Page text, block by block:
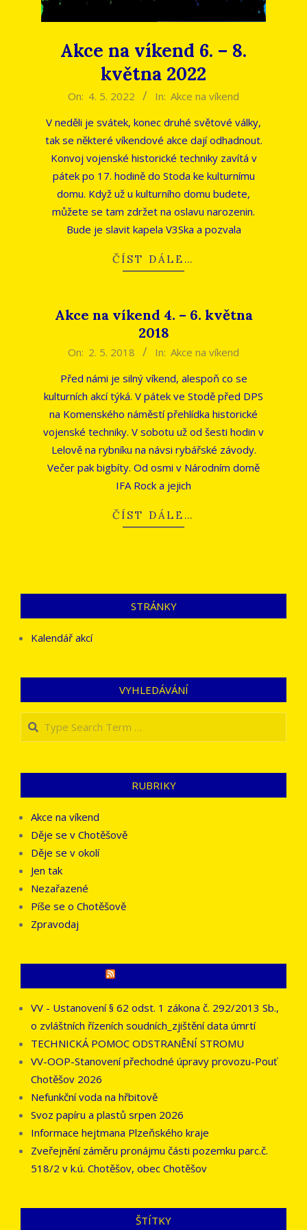
Akce na víkend 6. – 8.
května 2022
2022-
04
On: 4. 5. 2022 In: Akce na víkend
V neděli je svátek, konec druhé světové války,
tak se některé víkendové akce dají odhadnout.
Konvoj vojenské historické techniky zavítá v
pátek po 17. hodině do Stoda ke kulturnímu
domu. Když už u kulturního domu budete,
můžete se tam zdržet na oslavu narozenin.
Bude je slavit kapela V3Ska a pozvala
ČÍST DÁLE…
Akce na víkend 4. – 6. května
2018
2018-On: 2. 5. 2018 In: Akce na víkend
Před námi je silný víkend, alespoň co se
kulturních akcí týká. V pátek ve Stodě před DPS
na Komenského náměstí přehlídka historické
vojenské techniky. V sobotu už od šesti hodin v
Lelově na rybníku na návsi rybářské závody.
Večer pak bigbíty. Od osmi v Národním domě
IFA Rock a jejich
ČÍST DÁLE…
STRÁNKY
Kalendář akcí
VYHLEDÁVÁNÍ
Search
RUBRIKY
Akce na víkend
Děje se v Chotěšově
Děje se v okolí
Jen tak
Nezařazené
Píše se o Chotěšově
Zpravodaj
VV - Ustanovení § 62 odst. 1 zákona č. 292/2013 Sb.,
o zvláštních řízeních soudních_zjištění data úmrtí
TECHNICKÁ POMOC ODSTRANĚNÍ STROMU
VV-OOP-Stanovení přechodné úpravy provozu-Pouť
Chotěšov 2026
Nefunkční voda na hřbitově
Svoz papíru a plastů srpen 2026
Informace hejtmana Plzeňského kraje
Zveřejnění záměru pronájmu části pozemku parc.č.
518/2 v k.ú. Chotěšov, obec Chotěšov
ŠTÍTKY